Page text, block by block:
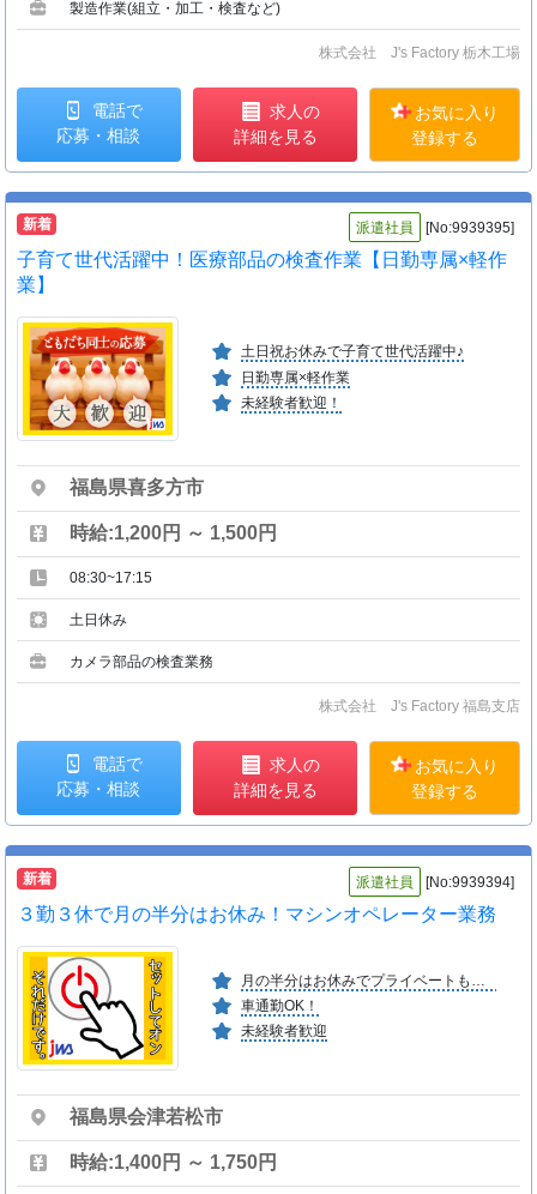
製造作業(組立・加工・検査など)
株式会社 J's Factory 栃木工場
電話で
応募・相談
求人の
詳細を見る
お気に入り
登録する
新着 派遣社員 [No:9939395]
子育て世代活躍中！医療部品の検査作業【日勤専属×軽作
業】
土日祝お休みで子育て世代活躍中♪
日勤専属×軽作業
未経験者歓迎！
福島県喜多方市
時給:1,200円 ～ 1,500円
08:30~17:15
土日休み
カメラ部品の検査業務
株式会社 J's Factory 福島支店
電話で
応募・相談
求人の
詳細を見る
お気に入り
登録する
新着 派遣社員 [No:9939394]
３勤３休で月の半分はお休み！マシンオペレーター業務
月の半分はお休みでプライベートも充実♪
車通勤OK！
未経験者歓迎
福島県会津若松市
時給:1,400円 ～ 1,750円